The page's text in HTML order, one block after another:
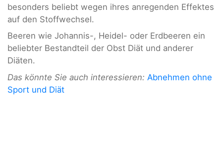
besonders beliebt wegen ihres anregenden Effektes
auf den Stoffwechsel.
Beeren wie Johannis-, Heidel- oder Erdbeeren ein
beliebter Bestandteil der Obst Diät und anderer
Diäten.
Das könnte Sie auch interessieren: Abnehmen ohne
Sport und Diät